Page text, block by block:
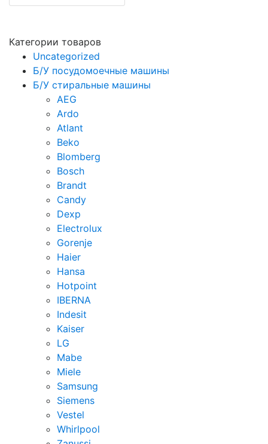
Категории товаров
Uncategorized
Б/У посудомоечные машины
Б/У стиральные машины
AEG
Ardo
Atlant
Beko
Blomberg
Bosch
Brandt
Candy
Dexp
Electrolux
Gorenje
Haier
Hansa
Hotpoint
IBERNA
Indesit
Kaiser
LG
Mabe
Miele
Samsung
Siemens
Vestel
Whirlpool